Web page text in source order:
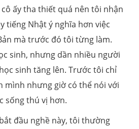
ấy tha thiết quá nên tôi nhận
tiếng Nhật ý nghĩa hơn việc
mà trước đó tôi từng làm.
sinh, nhưng dần nhiều người
sinh tăng lên. Trước tôi chỉ
mình nhưng giờ có thể nói với
sống thú vị hơn.
đầu nghề này, tôi thường